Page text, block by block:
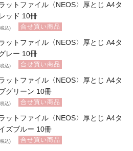
ットファイル〈NEOS〉厚とじ A4タ
ッド 10冊
込) 合せ買い商品
ットファイル〈NEOS〉厚とじ A4タ
レー 10冊
込) 合せ買い商品
ットファイル〈NEOS〉厚とじ A4タ
グリーン 10冊
込) 合せ買い商品
ットファイル〈NEOS〉厚とじ A4タ
ズブルー 10冊
込) 合せ買い商品